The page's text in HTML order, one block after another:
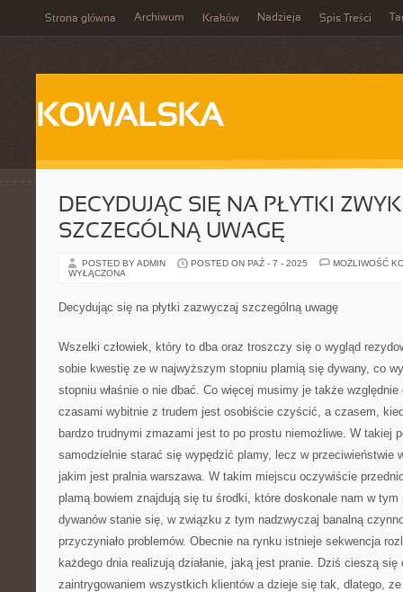
Strona główna Archiwum Kraków Nadzieja Spis Treści
KOWALSKA
DECYDUJĄC SIĘ NA PŁYTKI
SZCZEGÓLNĄ UWAGĘ
POSTED BY ADMIN POSTED ON PAŹ - 7 - 2025
MOŻLIWOŚĆ
WYŁĄCZONA
Decydując się na płytki zazwyczaj szczególną uwagę
Wszelki człowiek, który to dba oraz troszczy się o wygląd
sobie kwestię ze w najwyższym stopniu plamią się dywany, co
stopniu właśnie o nie dbać. Co więcej musimy je także
czasami wybitnie z trudem jest osobiście czyścić, a czasem,
bardzo trudnymi zmazami jest to po prostu niemożliwe. W takiej
samodzielnie starać się wypędzić plamy, lecz w przeciwieństwie
jakim jest pralnia warszawa. W takim miejscu oczywiście
plamą bowiem znajdują się tu środki, które doskonale nam w
dywanów stanie się, w związku z tym nadzwyczaj banalną
przyczyniało problemów. Obecnie na rynku istnieje sekwencja
każdego dnia realizują działanie, jaką jest pranie. Dziś cieszą
zaintrygowaniem wszystkich klientów a dzieje się tak, dlatego,